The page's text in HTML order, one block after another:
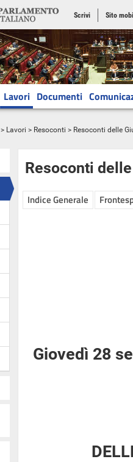
Scrivi Sito
Lavori Documenti
> Lavori > Resoconti > Resoconti delle
Resoconti
Indice Generale
Giovedì 28